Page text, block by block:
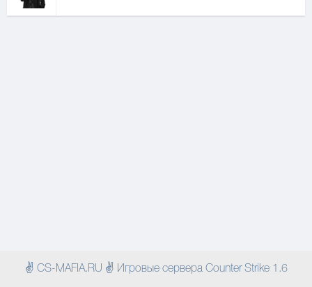
✌ CS-MAFIA.RU ✌ Игровые сервера Counter Strike 1.6